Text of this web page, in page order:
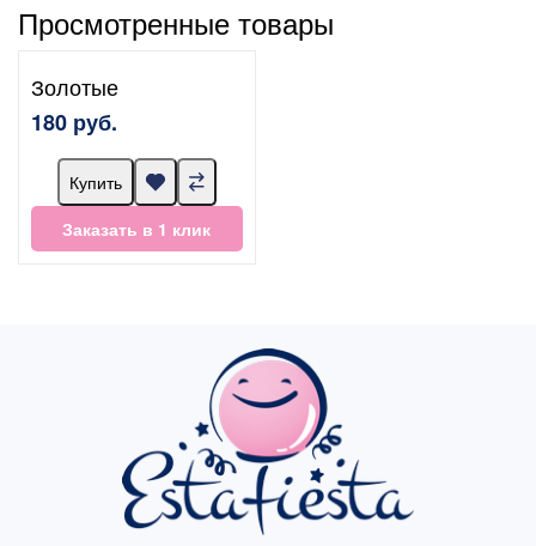
Просмотренные товары
Золотые
180 руб.
Купить
Заказать в 1 клик